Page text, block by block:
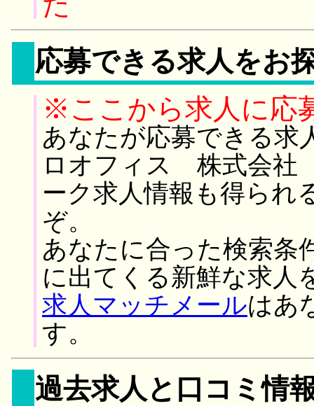
応募できる求人をお
※ここから求人に応
あなたが応募できる求
ロオフィス 株式会社
ーク求人情報も得られ
ぞ。
あなたに合った検索条
に出てくる新鮮な求人
求人マッチメールはあ
す。
過去求人と口コミ情